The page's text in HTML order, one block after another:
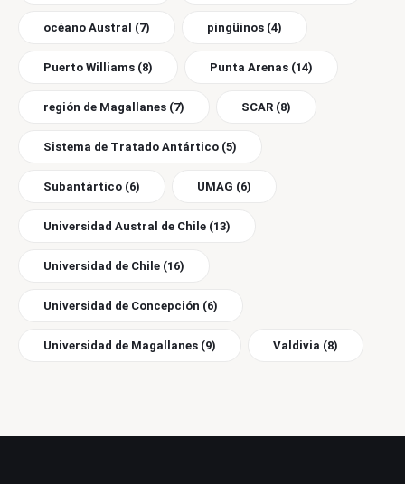
océano Austral (7) pingüinos (4)
Puerto Williams (8) Punta Arenas (14)
región de Magallanes (7) SCAR (8)
Sistema de Tratado Antártico (5)
Subantártico (6) UMAG (6)
Universidad Austral de Chile (13)
Universidad de Chile (16)
Universidad de Concepción (6)
Universidad de Magallanes (9) Valdivia (8)